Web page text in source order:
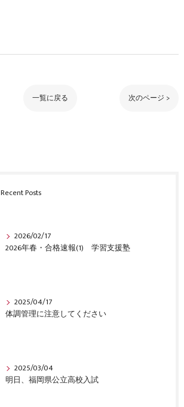
一覧に戻る 次のページ >
Recent Posts
2026/02/17
2026年春・合格速報(1) 学習支援塾
2025/04/17
体調管理に注意してください
2025/03/04
明日、福岡県公立高校入試